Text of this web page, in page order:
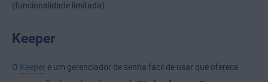
(funcionalidade limitada)
Keeper
O Keeper é um gerenciador de senha fácil de usar que oferece